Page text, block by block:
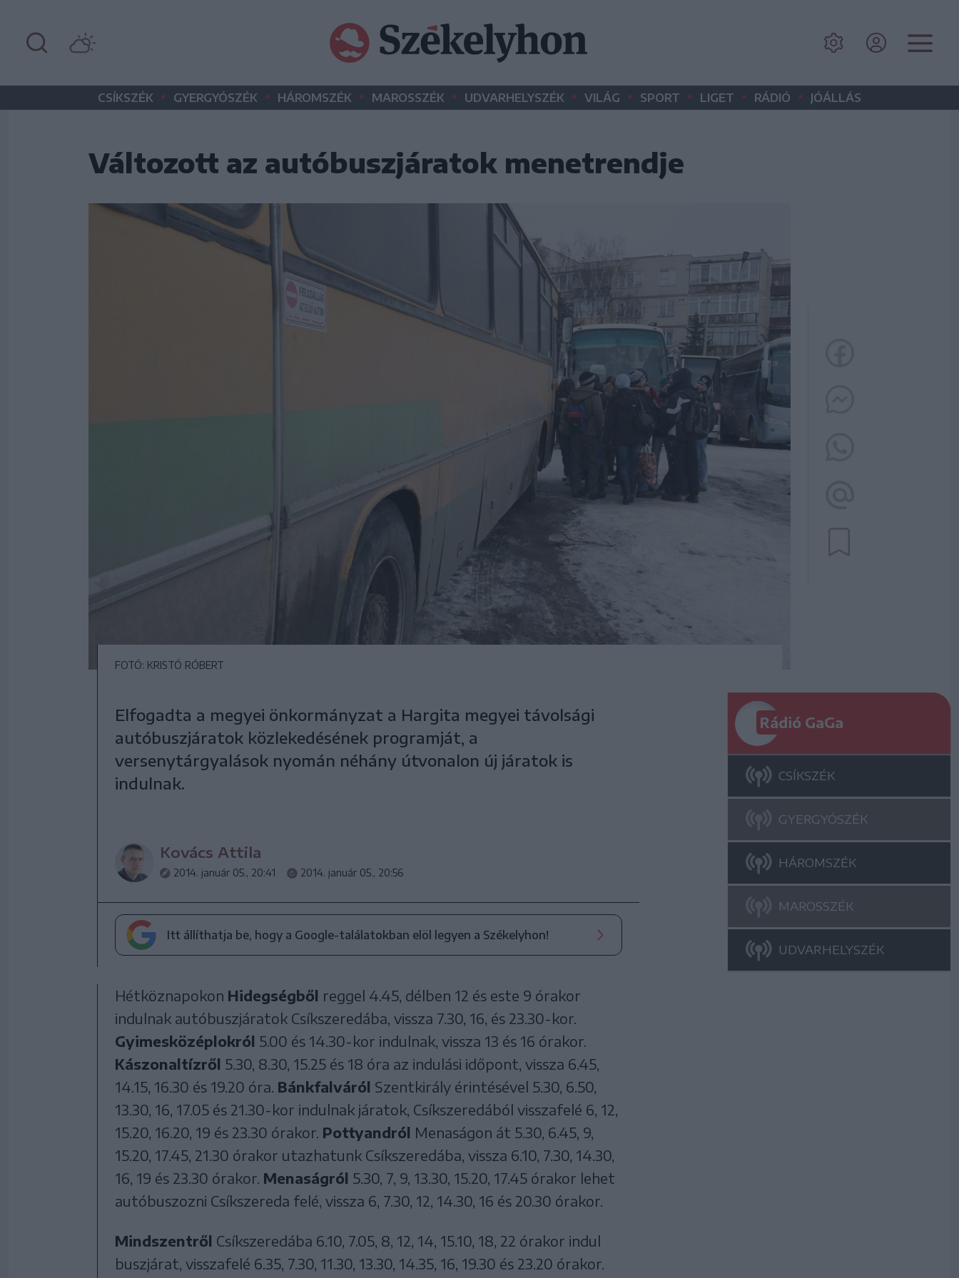
CSÍKSZÉK • GYERGYÓSZÉK • HÁROMSZÉK • MAROSSZÉK • UDVARHELYSZÉK • VILÁG • SPORT • LIGET • RÁDIÓ • JÓÁLLÁS
Változott az autóbuszjáratok menetrendje
FOTÓ: KRISTÓ RÓBERT
Elfogadta a megyei önkormányzat a Hargita megyei távolsági
autóbuszjáratok közlekedésének programját, a
versenytárgyalások nyomán néhány útvonalon új járatok is
indulnak.
Kovács Attila
2014. január 05., 20:41 2014. január 05., 20:56
Itt állíthatja be, hogy a Google-találatokban elöl legyen a Székelyhon!
Hétköznapokon Hidegségből reggel 4.45, délben 12 és este 9 órakor
indulnak autóbuszjáratok Csíkszeredába, vissza 7.30, 16, és 23.30-kor.
Gyimesközéplokról 5.00 és 14.30-kor indulnak, vissza 13 és 16 órakor.
Kászonaltízről 5.30, 8.30, 15.25 és 18 óra az indulási időpont, vissza 6.45,
14.15, 16.30 és 19.20 óra. Bánkfalváról Szentkirály érintésével 5.30, 6.50,
13.30, 16, 17.05 és 21.30-kor indulnak járatok, Csíkszeredából visszafelé 6, 12,
15.20, 16.20, 19 és 23.30 órakor. Pottyandról Menaságon át 5.30, 6.45, 9,
15.20, 17.45, 21.30 órakor utazhatunk Csíkszeredába, vissza 6.10, 7.30, 14.30,
16, 19 és 23.30 órakor. Menaságról 5.30, 7, 9, 13.30, 15.20, 17.45 órakor lehet
autóbuszozni Csíkszereda felé, vissza 6, 7.30, 12, 14.30, 16 és 20.30 órakor.
Mindszentről Csíkszeredába 6.10, 7.05, 8, 12, 14, 15.10, 18, 22 órakor indul
buszjárat, visszafelé 6.35, 7.30, 11.30, 13.30, 14.35, 16, 19.30 és 23.20 órakor.
Rádió GaGa
CSÍKSZÉK
GYERGYÓSZÉK
HÁROMSZÉK
MAROSSZÉK
UDVARHELYSZÉK